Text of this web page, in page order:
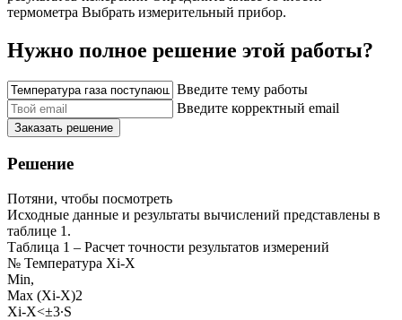
термометра Выбрать измерительный прибор.
Нужно полное решение этой работы?
Введите тему работы
Введите корректный email
Заказать решение
Решение
Потяни, чтобы посмотреть
Исходные данные и результаты вычислений представлены в
таблице 1.
Таблица 1 – Расчет точности результатов измерений
№ Температура Xi-X
Min,
Max (Xi-X)2
Xi-X<±3∙S